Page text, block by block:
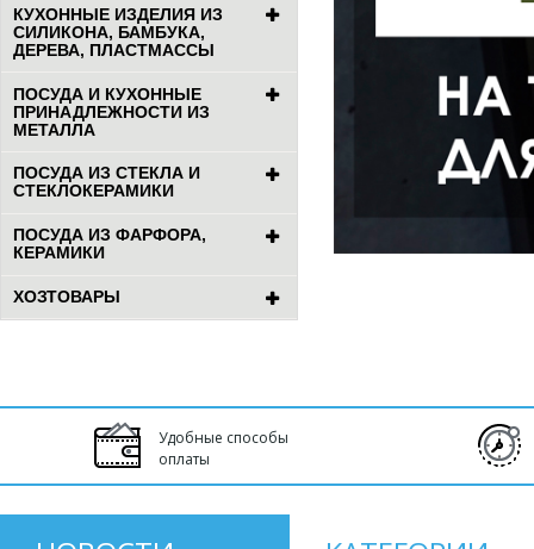
КУХОННЫЕ ИЗДЕЛИЯ ИЗ
СИЛИКОНА, БАМБУКА,
ДЕРЕВА, ПЛАСТМАССЫ
ПОСУДА И КУХОННЫЕ
ПРИНАДЛЕЖНОСТИ ИЗ
МЕТАЛЛА
ПОСУДА ИЗ СТЕКЛА И
СТЕКЛОКЕРАМИКИ
ПОСУДА ИЗ ФАРФОРА,
КЕРАМИКИ
ХОЗТОВАРЫ
Удобные способы
оплаты